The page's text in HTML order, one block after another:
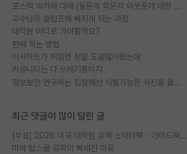
포스텍 억까에 대해 (동문의 학문적 아웃풋에 대한 반박)
교수님이 슬럼프에 빠지게 되는 과정
대학원 어디로 가야할까요?
편애 하는 방법
이사이트가 처음엔 정말 도움많이됐는데
커뮤니티는 다 쓰레기통이지
정보보안 연구하는 입장에선 식별가능한 사진을 올리는건 비추이긴함
최근 댓글이 많이 달린 글
[무료] 2026 미국 대학원 유학 스타터팩 - 가이드북 & 합격자 컨택메일 템플릿
미박 탑스쿨 유학이 빡세진 이유